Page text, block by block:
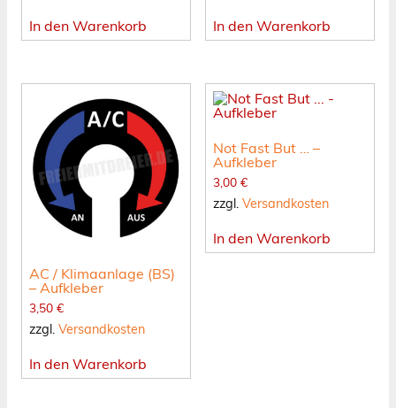
In den Warenkorb In den Warenkorb
AC / Klimaanlage (BS)
– Aufkleber
3,50 €
zzgl. Versandkosten
In den Warenkorb
Not Fast But … –
Aufkleber
3,00 €
zzgl. Versandkosten
In den Warenkorb